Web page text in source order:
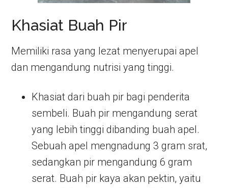
Khasiat Buah Pir
Memiliki rasa yang lezat menyerupai apel
dan mengandung nutrisi yang tinggi.
Khasiat dari buah pir bagi penderita
sembeli. Buah pir mengandung serat
yang lebih tinggi dibanding buah apel.
Sebuah apel mengnadung 3 gram srat,
sedangkan pir mengandung 6 gram
serat. Buah pir kaya akan pektin, yaitu